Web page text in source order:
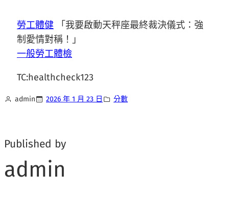
勞工體健 「我要啟動天秤座最終裁決儀式：強
制愛情對稱！」
一般勞工體檢
TC:healthcheck123
admin 2026 年 1 月 23 日 分數
Published by
admin